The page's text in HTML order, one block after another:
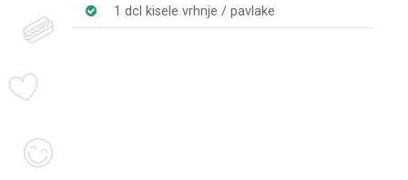
1 dcl kisele vrhnje / pavlake